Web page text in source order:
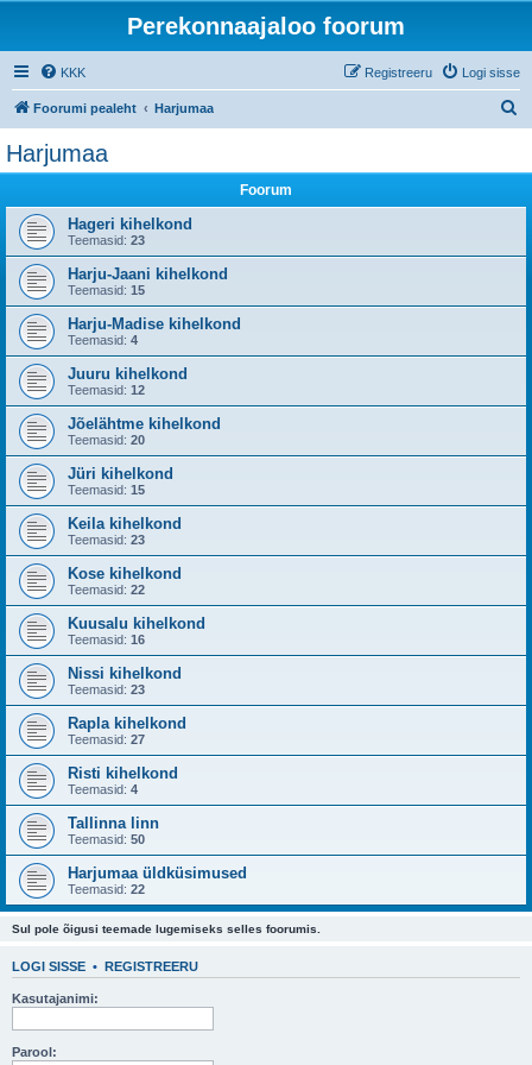
Perekonnaajaloo foorum
KKK Logi sisse
Registreeru
Foorumi pealeht Harjumaa
Harjumaa
Foorum
Hageri kihelkond
Teemasid: 23
Harju-Jaani kihelkond
Teemasid: 15
Harju-Madise kihelkond
Teemasid: 4
Juuru kihelkond
Teemasid: 12
Jõelähtme kihelkond
Teemasid: 20
Jüri kihelkond
Teemasid: 15
Keila kihelkond
Teemasid: 23
Kose kihelkond
Teemasid: 22
Kuusalu kihelkond
Teemasid: 16
Nissi kihelkond
Teemasid: 23
Rapla kihelkond
Teemasid: 27
Risti kihelkond
Teemasid: 4
Tallinna linn
Teemasid: 50
Harjumaa üldküsimused
Teemasid: 22
Sul pole õigusi teemade lugemiseks selles foorumis.
LOGI SISSE • REGISTREERU
Kasutajanimi:
Parool: